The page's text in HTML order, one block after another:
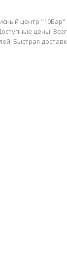
центр
цены!
Быстрая